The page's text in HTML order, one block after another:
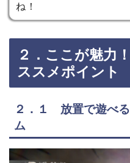
ね！
２．ここが魅力
ススメポイント
２．１ 放置で遊べ
ム